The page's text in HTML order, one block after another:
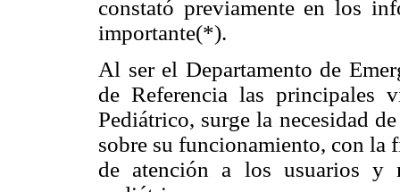
constató previamente en los
importante(*).
Al ser el Departamento de
de Referencia las principales
Pediátrico, surge la necesidad
sobre su funcionamiento, con la
de atención a los usuarios y